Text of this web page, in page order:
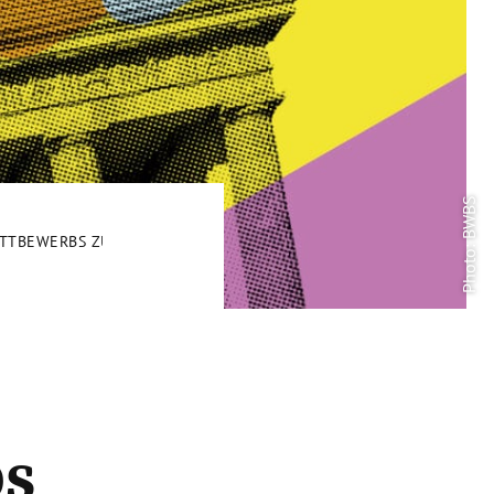
Photo: BWBS
ZUR POLITISCH-HISTORISCHEN BILDUNG 2026